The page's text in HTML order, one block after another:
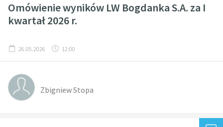
Omówienie wyników LW Bogdanka S.A. za I
kwartał 2026 r.
26.05.2026 12:00
Zbigniew Stopa